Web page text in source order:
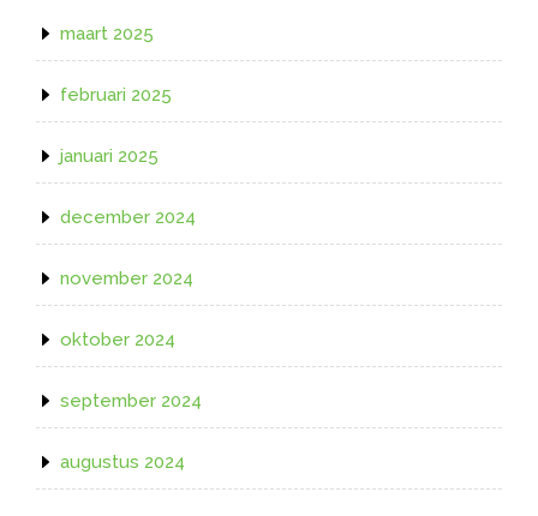
maart 2025
februari 2025
januari 2025
december 2024
november 2024
oktober 2024
september 2024
augustus 2024